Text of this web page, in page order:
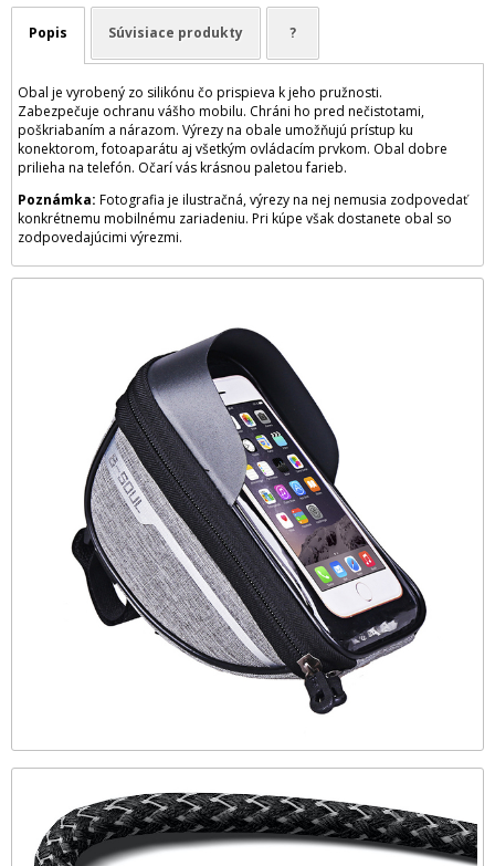
Popis Súvisiace produkty ?
Obal je vyrobený zo silikónu čo prispieva k jeho pružnosti.
Zabezpečuje ochranu vášho mobilu. Chráni ho pred nečistotami,
poškriabaním a nárazom. Výrezy na obale umožňujú prístup ku
konektorom, fotoaparátu aj všetkým ovládacím prvkom. Obal dobre
prilieha na telefón. Očarí vás krásnou paletou farieb.
Poznámka: Fotografia je ilustračná, výrezy na nej nemusia zodpovedať
konkrétnemu mobilnému zariadeniu. Pri kúpe však dostanete obal so
zodpovedajúcimi výrezmi.